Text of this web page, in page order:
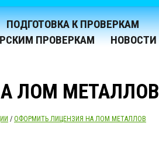
ПОДГОТОВКА К ПРОВЕРКАМ
ПРОВЕРКАМ
НОВОСТИ
ЛОМ МЕТАЛЛОВ
/ ОФОРМИТЬ ЛИЦЕНЗИЯ НА ЛОМ МЕТАЛЛОВ